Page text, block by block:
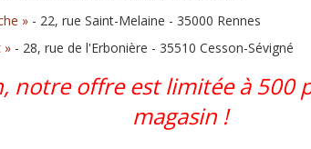
» - 22, rue Saint-Melaine - 35000 Rennes
» - 28, rue de l'Erbonière - 35510 Cesson-Sévigné
notre offre est limitée à 500
magasin !